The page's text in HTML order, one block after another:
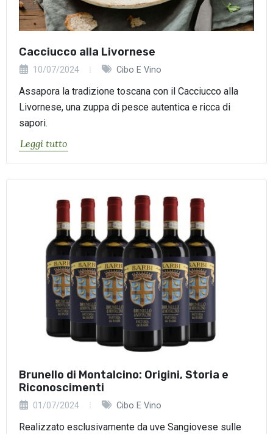
Cacciucco alla Livornese
10/07/2024 Cibo E Vino
Assapora la tradizione toscana con il Cacciucco alla
Livornese, una zuppa di pesce autentica e ricca di
sapori.
Leggi tutto
Brunello di Montalcino: Origini, Storia e
Riconoscimenti
01/07/2024 Cibo E Vino
Realizzato esclusivamente da uve Sangiovese sulle